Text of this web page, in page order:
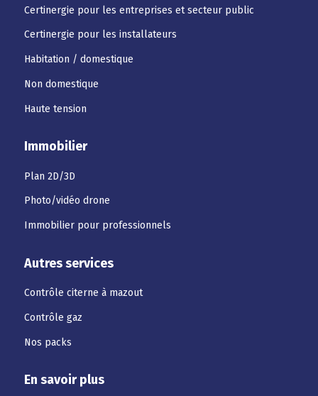
Certinergie pour les entreprises et secteur public
Certinergie pour les installateurs
Habitation / domestique
Non domestique
Haute tension
Immobilier
Plan 2D/3D
Photo/vidéo drone
Immobilier pour professionnels
Autres services
Contrôle citerne à mazout
Contrôle gaz
Nos packs
En savoir plus